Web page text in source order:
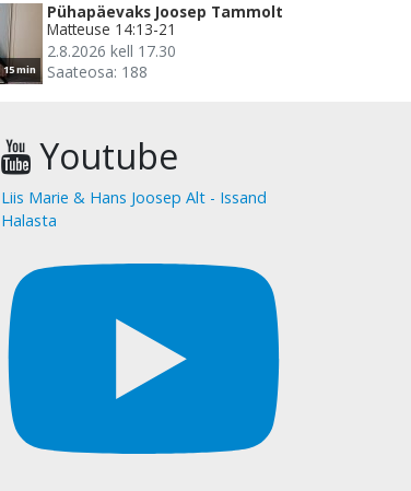
15 min
Pühapäevaks Joosep Tammolt
Matteuse 14:13-21
2.8.2026 kell 17.30
Saateosa: 188
Youtube
Liis Marie & Hans Joosep Alt - Issand
Halasta